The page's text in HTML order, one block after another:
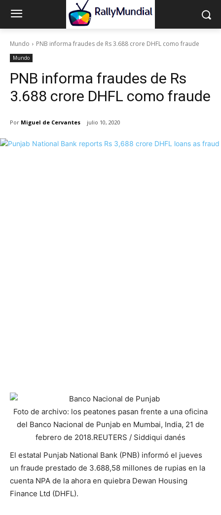
Mundo PNB informa fraudes de Rs 3.688 crore DHFL como fraude
Mundo
PNB informa fraudes de Rs
3.688 crore DHFL como fraude
Por Miguel de Cervantes julio 10, 2020
Foto de archivo: los peatones pasan frente a una oficina
del Banco Nacional de Punjab en Mumbai, India, 21 de
febrero de 2018.REUTERS / Siddiqui danés
El estatal Punjab National Bank (PNB) informó el jueves
un fraude prestado de 3.688,58 millones de rupias en la
cuenta NPA de la ahora en quiebra Dewan Housing
Finance Ltd (DHFL).